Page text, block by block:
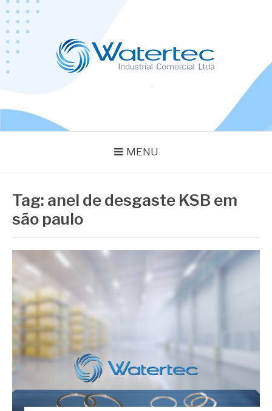
Pular
para
conteúdo
MENU
Tag: anel de desgaste KSB em
são paulo